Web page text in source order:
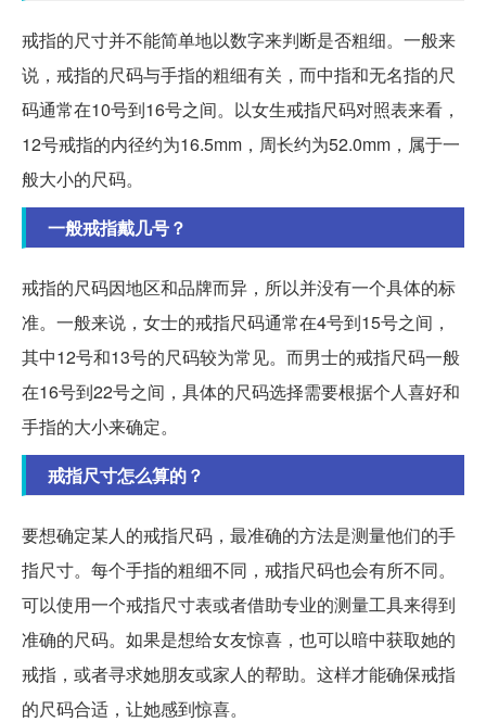
戒指的尺寸并不能简单地以数字来判断是否粗细。一般来
说，戒指的尺码与手指的粗细有关，而中指和无名指的尺
码通常在10号到16号之间。以女生戒指尺码对照表来看，
12号戒指的内径约为16.5mm，周长约为52.0mm，属于一
般大小的尺码。
一般戒指戴几号？
戒指的尺码因地区和品牌而异，所以并没有一个具体的标
准。一般来说，女士的戒指尺码通常在4号到15号之间，
其中12号和13号的尺码较为常见。而男士的戒指尺码一般
在16号到22号之间，具体的尺码选择需要根据个人喜好和
手指的大小来确定。
戒指尺寸怎么算的？
要想确定某人的戒指尺码，最准确的方法是测量他们的手
指尺寸。每个手指的粗细不同，戒指尺码也会有所不同。
可以使用一个戒指尺寸表或者借助专业的测量工具来得到
准确的尺码。如果是想给女友惊喜，也可以暗中获取她的
戒指，或者寻求她朋友或家人的帮助。这样才能确保戒指
的尺码合适，让她感到惊喜。